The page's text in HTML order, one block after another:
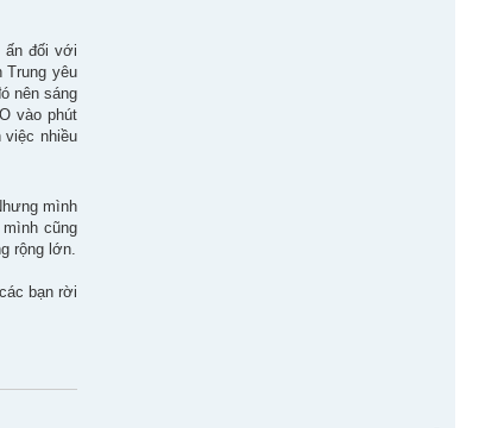
ấn đối với
Trung yêu
nên sáng
vào phút
việc nhiều
mình
cũng
rộng lớn.
bạn rời